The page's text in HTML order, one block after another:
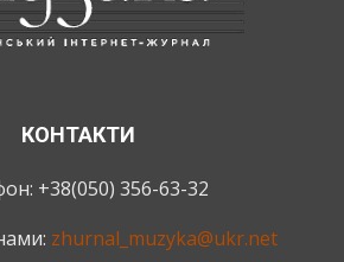
КОНТАКТИ
+38(050) 356-63-32
zhurnal_muzyka@ukr.net